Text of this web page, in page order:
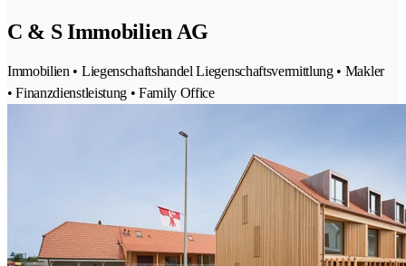
C & S Immobilien AG
Immobilien • Liegenschaftshandel Liegenschaftsvermittlung • Makler
• Finanzdienstleistung • Family Office